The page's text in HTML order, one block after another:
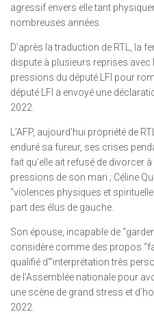
agressif envers elle tant
nombreuses années.
D’après la traduction de RTL, la
dispute à plusieurs reprises avec
pressions du député LFI pour
député LFI a envoyé une
2022.
L’AFP, aujourd’hui propriété de
enduré sa fureur, ses crises
fait qu’elle ait refusé de divorcer
pressions de son mari ; Céline
“violences physiques et
part des élus de gauche.
Son épouse, incapable de
considère comme des propos
qualifié d'”interprétation très
de l’Assemblée nationale pour
une scène de grand stress et
2022.